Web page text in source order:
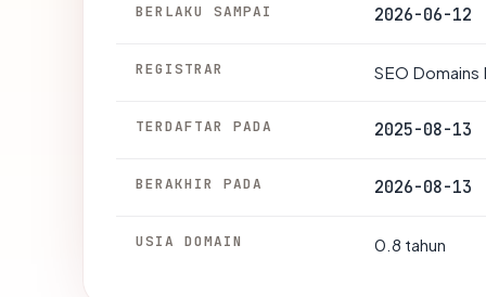
BERLAKU SAMPAI 2026-06-12
REGISTRAR SEO Domains
TERDAFTAR PADA 2025-08-13
BERAKHIR PADA 2026-08-13
USIA DOMAIN 0.8 tahun